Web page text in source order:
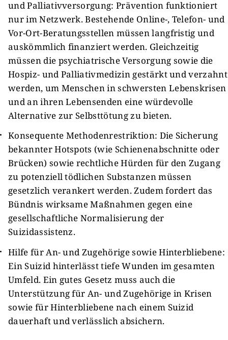
und Palliativversorgung: Prävention funktioniert
nur im Netzwerk. Bestehende Online-, Telefon- und
Vor-Ort-Beratungsstellen müssen langfristig und
auskömmlich finanziert werden. Gleichzeitig
müssen die psychiatrische Versorgung sowie die
Hospiz- und Palliativmedizin gestärkt und verzahnt
werden, um Menschen in schwersten Lebenskrisen
und an ihren Lebensenden eine würdevolle
Alternative zur Selbsttötung zu bieten.
Konsequente Methodenrestriktion: Die Sicherung
bekannter Hotspots (wie Schienenabschnitte oder
Brücken) sowie rechtliche Hürden für den Zugang
zu potenziell tödlichen Substanzen müssen
gesetzlich verankert werden. Zudem fordert das
Bündnis wirksame Maßnahmen gegen eine
gesellschaftliche Normalisierung der
Suizidassistenz.
Hilfe für An- und Zugehörige sowie Hinterbliebene:
Ein Suizid hinterlässt tiefe Wunden im gesamten
Umfeld. Ein gutes Gesetz muss auch die
Unterstützung für An- und Zugehörige in Krisen
sowie für Hinterbliebene nach einem Suizid
dauerhaft und verlässlich absichern.